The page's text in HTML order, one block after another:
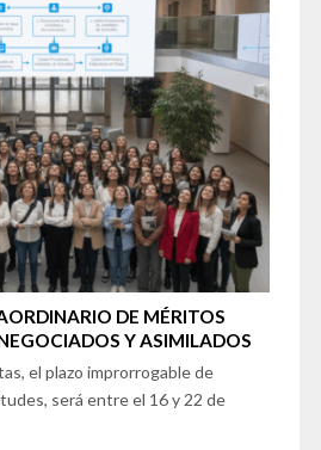
DE MÉRITOS
Y ASIMILADOS
el plazo improrrogable de
será entre el 16 y 22 de